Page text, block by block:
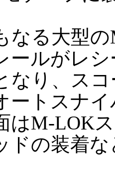
なる大型
ールがレ
なり、ス
ートスナ
はM-LOK
ドの装着